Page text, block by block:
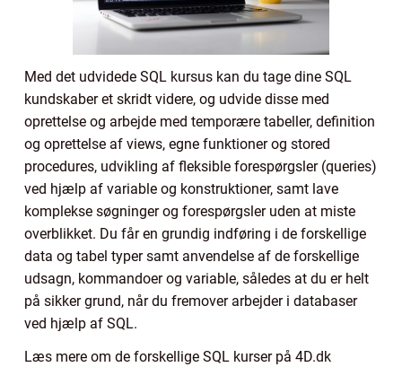
Med det udvidede SQL kursus kan du tage dine SQL
kundskaber et skridt videre, og udvide disse med
oprettelse og arbejde med temporære tabeller, definition
og oprettelse af views, egne funktioner og stored
procedures, udvikling af fleksible forespørgsler (queries)
ved hjælp af variable og konstruktioner, samt lave
komplekse søgninger og forespørgsler uden at miste
overblikket. Du får en grundig indføring i de forskellige
data og tabel typer samt anvendelse af de forskellige
udsagn, kommandoer og variable, således at du er helt
på sikker grund, når du fremover arbejder i databaser
ved hjælp af SQL.
Læs mere om de forskellige SQL kurser på 4D.dk